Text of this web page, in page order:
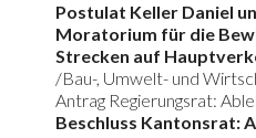
Postulat Keller Daniel
Moratorium für die
Strecken auf
/Bau-, Umwelt- und
Antrag Regierungsrat:
Beschluss Kantonsrat: